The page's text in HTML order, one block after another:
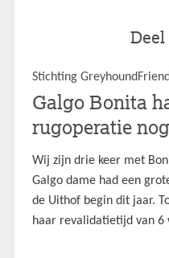
Stichting
Galgo Bonita
rugoperatie
Wij zijn drie keer met
Galgo dame had een
de Uithof begin dit jaar.
haar revalidatietijd van 6